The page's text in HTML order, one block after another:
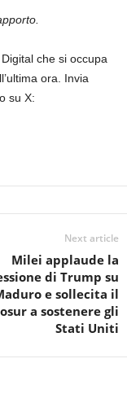
che si occupa
ora. Invia
su X:
Next article
Milei applaude la
di Trump su
e sollecita il
a sostenere gli
Stati Uniti